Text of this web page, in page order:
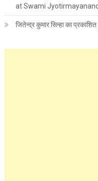
at Swami
जितेन्द्र कुमार सिन्हा का